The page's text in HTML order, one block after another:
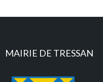
MAIRIE DE TRESSAN